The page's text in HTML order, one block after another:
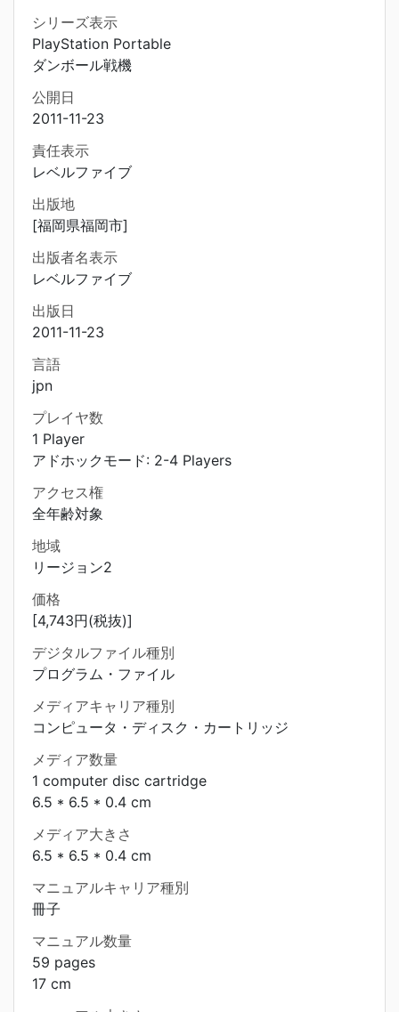
シリーズ表示
PlayStation Portable
ダンボール戦機
公開日
2011-11-23
責任表示
レベルファイブ
出版地
[福岡県福岡市]
出版者名表示
レベルファイブ
出版日
2011-11-23
言語
jpn
プレイヤ数
1 Player
アドホックモード: 2-4 Players
アクセス権
全年齢対象
地域
リージョン2
価格
[4,743円(税抜)]
デジタルファイル種別
プログラム・ファイル
メディアキャリア種別
コンピュータ・ディスク・カートリッジ
メディア数量
1 computer disc cartridge
6.5 * 6.5 * 0.4 cm
メディア大きさ
6.5 * 6.5 * 0.4 cm
マニュアルキャリア種別
冊子
マニュアル数量
59 pages
17 cm